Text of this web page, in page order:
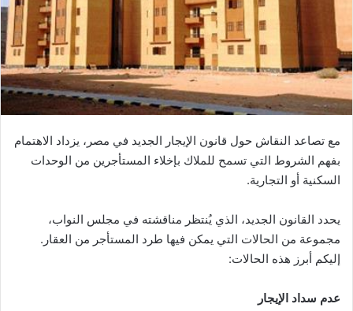
مع تصاعد النقاش حول قانون الإيجار الجديد في مصر، يزداد الاهتمام
بفهم الشروط التي تسمح للملاك بإخلاء المستأجرين من الوحدات
السكنية أو التجارية.
يحدد القانون الجديد، الذي يُنتظر مناقشته في مجلس النواب،
مجموعة من الحالات التي يمكن فيها طرد المستأجر من العقار.
إليكم أبرز هذه الحالات:
عدم سداد الإيجار